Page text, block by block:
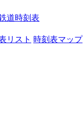
道時刻表
リスト 時刻表マップ